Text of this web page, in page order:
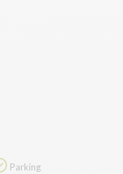
Parking